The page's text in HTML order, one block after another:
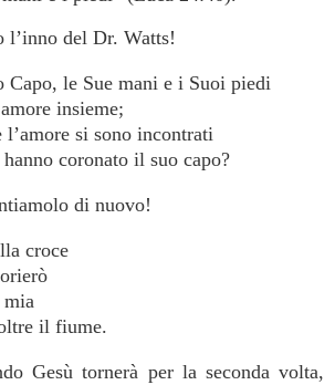
l’inno del Dr. Watts!
Capo, le Sue mani e i Suoi piedi
insieme;
l’amore si sono incontrati
coronato il suo capo?
di nuovo!
croce
mia
il fiume.
Gesù tornerà per la seconda volta,